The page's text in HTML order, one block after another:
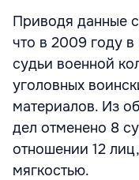
Приводя данные
что в 2009 году
судьи военной
уголовных
материалов. Из
дел отменено 8
отношении 12
мягкостью.